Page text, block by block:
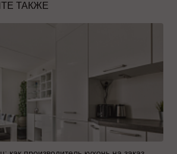
ТАКЖЕ